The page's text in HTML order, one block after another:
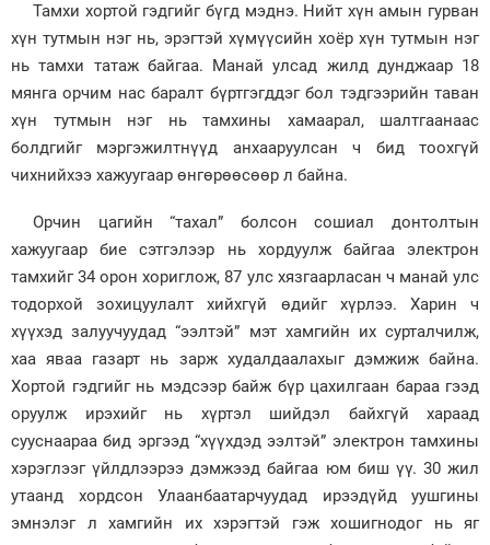
Тамхи хортой гэдгийг бүгд мэднэ. Нийт хүн амын гурван
хүн тутмын нэг нь, эрэгтэй хүмүүсийн хоёр хүн тутмын нэг
нь тамхи татаж байгаа. Манай улсад жилд дунджаар 18
мянга орчим нас баралт бүртгэгддэг бол тэдгээрийн таван
хүн тутмын нэг нь тамхины хамаарал, шалтгаанаас
болдгийг мэргэжилтнүүд анхааруулсан ч бид тоохгүй
чихнийхээ хажуугаар өнгөрөөсөөр л байна.
Орчин цагийн “тахал” болсон сошиал донтолтын
хажуугаар бие сэтгэлээр нь хордуулж байгаа электрон
тамхийг 34 орон хориглож, 87 улс хязгаарласан ч манай улс
тодорхой зохицуулалт хийхгүй өдийг хүрлээ. Харин ч
хүүхэд залуучуудад “ээлтэй” мэт хамгийн их сурталчилж,
хаа яваа газарт нь зарж худалдаалахыг дэмжиж байна.
Хортой гэдгийг нь мэдсээр байж бүр цахилгаан бараа гээд
оруулж ирэхийг нь хүртэл шийдэл байхгүй хараад
сууснаараа бид эргээд “хүүхдэд ээлтэй” электрон тамхины
хэрэглээг үйлдлээрээ дэмжээд байгаа юм биш үү. 30 жил
утаанд хордсон Улаанбаатарчуудад ирээдүйд уушгины
эмнэлэг л хамгийн их хэрэгтэй гэж хошигнодог нь яг